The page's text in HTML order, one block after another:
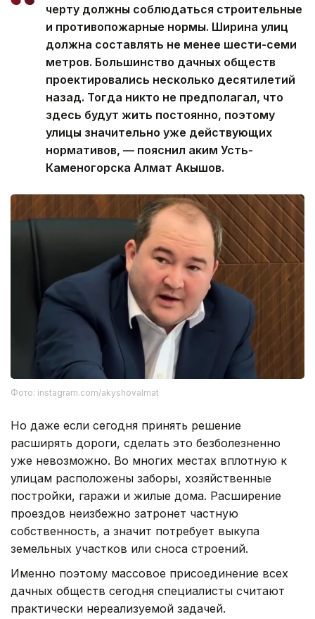
черту должны соблюдаться строительные
и противопожарные нормы. Ширина улиц
должна составлять не менее шести-семи
метров. Большинство дачных обществ
проектировались несколько десятилетий
назад. Тогда никто не предполагал, что
здесь будут жить постоянно, поэтому
улицы значительно уже действующих
нормативов, — пояснил аким Усть-
Каменогорска Алмат Акышов.
Фото: instagram.com/akyshovalmat
Но даже если сегодня принять решение
расширять дороги, сделать это безболезненно
уже невозможно. Во многих местах вплотную к
улицам расположены заборы, хозяйственные
постройки, гаражи и жилые дома. Расширение
проездов неизбежно затронет частную
собственность, а значит потребует выкупа
земельных участков или сноса строений.
Именно поэтому массовое присоединение всех
дачных обществ сегодня специалисты считают
практически нереализуемой задачей.